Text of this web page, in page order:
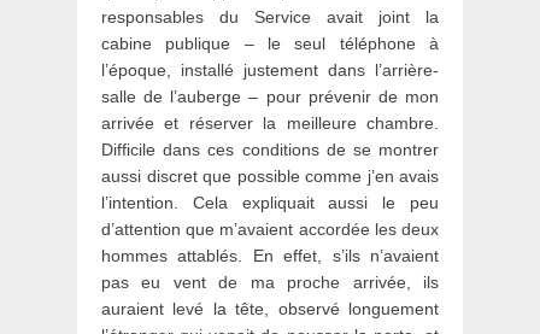
responsables du Service avait joint la
cabine publique – le seul téléphone à
l’époque, installé justement dans l’arrière-
salle de l’auberge – pour prévenir de mon
arrivée et réserver la meilleure chambre.
Difficile dans ces conditions de se montrer
aussi discret que possible comme j’en avais
l’intention. Cela expliquait aussi le peu
d’attention que m’avaient accordée les deux
hommes attablés. En effet, s’ils n’avaient
pas eu vent de ma proche arrivée, ils
auraient levé la tête, observé longuement